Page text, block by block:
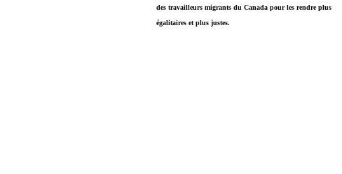
des travailleurs migrants du Canada pour les rendre plus
égalitaires et plus justes.